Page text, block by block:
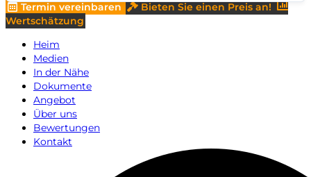
Termin vereinbaren
Bieten Sie einen Preis an!
Wertschätzung
Heim
Medien
In der Nähe
Dokumente
Angebot
Über uns
Bewertungen
Kontakt